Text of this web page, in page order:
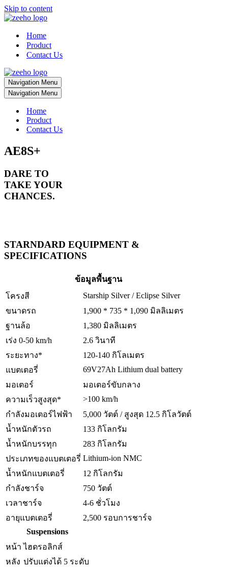
Skip to content
Home
Product
Contact Us
Navigation Menu
Navigation Menu
Home
Product
Contact Us
AE8S+
DARE TO
TAKE YOUR
CHANCES.
STARNDARD EQUIPMENT &
SPECIFICATIONS
ข้อมูลพื้นฐาน
โครงสี
Starship Silver / Eclipse Silver
ขนาดรถ
1,900 * 735 * 1,090 มิลลิเมตร
ฐานล้อ
1,380 มิลลิเมตร
เร่ง 0-50 km/h
2.6 วินาที
ระยะทาง*
120-140 กิโลเมตร
แบตเตอรี่
69V27Ah Lithium dual battery
มอเตอร์
มอเตอร์ขับกลาง
ความเร็วสูงสุด*
>100 km/h
กำลังมอเตอร์ไฟฟ้า
5,000 วัตต์ / สูงสุด 12.5 กิโลวัตต์
น้ำหนักตัวรถ
133 กิโลกรัม
น้ำหนักบรรทุก
283 กิโลกรัม
ประเภทของแบตเตอรี่ Lithium-ion NMC
น้ำหนักแบตเตอรี่
12 กิโลกรัม
กำลังชาร์จ
750 วัตต์
เวลาชาร์จ
4-6 ชั่วโมง
อายุแบตเตอรี่
2,500 รอบการชาร์จ
Suspensions
หน้า ไฮดรอลิกส์
หลัง ปรับแต่งได้ 5 ระดับ